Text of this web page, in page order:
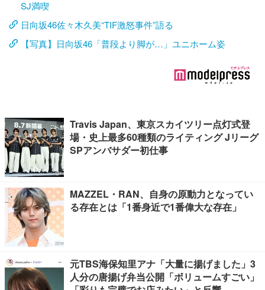
SJ満喫
日向坂46佐々木久美“TIF激怒事件”語る
【写真】日向坂46「普段より脚が…」ユニホーム姿
Travis Japan、東京スカイツリー点灯式登
場・史上最多60種類のライティング Jリーグ
SPアンバサダー初仕事
MAZZEL・RAN、自身の原動力となってい
る存在とは「1番身近で1番偉大な存在」
元TBS海保知里アナ「大量に揚げました」3
人分の唐揚げ弁当公開「ボリュームすごい」